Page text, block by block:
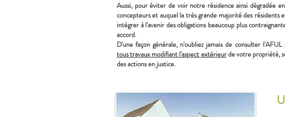
Aussi, pour éviter de voir notre résidence ainsi dégradée
concepteurs et auquel la très grande majorité des résidents
intégrer à l'avenir des obligations beaucoup plus
accord.
D'une façon générale, n'oubliez jamais de consulter l'AFUL
tous travaux modifiant l'aspect extérieurde votre propriété,
des actions en justice.